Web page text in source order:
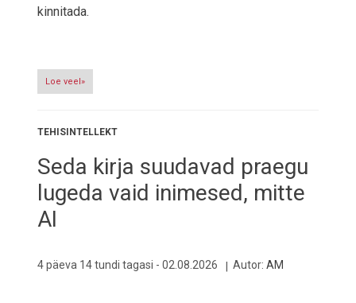
kinnitada.
Loe veel»
TEHISINTELLEKT
Seda kirja suudavad praegu
lugeda vaid inimesed, mitte
AI
4 päeva 14 tundi tagasi - 02.08.2026 Autor: AM